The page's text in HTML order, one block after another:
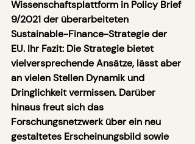
Wissenschaftsplattform in Policy Brief
9/2021 der überarbeiteten
Sustainable-Finance-Strategie der
EU. Ihr Fazit: Die Strategie bietet
vielversprechende Ansätze, lässt aber
an vielen Stellen Dynamik und
Dringlichkeit vermissen. Darüber
hinaus freut sich das
Forschungsnetzwerk über ein neu
gestaltetes Erscheinungsbild sowie